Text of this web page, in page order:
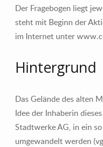
Der Fragebogen liegt
steht mit Beginn der
im Internet unter
Hintergrund
Das Gelände des alten
Idee der Inhaberin
Stadtwerke AG, in ein
umgewandelt werden